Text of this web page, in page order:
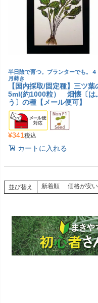
半日陰で育つ。プランターでも。４
月蒔き
【国内採取/固定種】三ツ葉
5ml(約1000粒） 畑懐〔は
う〕の種【メール便可】
¥341 税込
カートに入れる
並び替え 新着順 価格が安